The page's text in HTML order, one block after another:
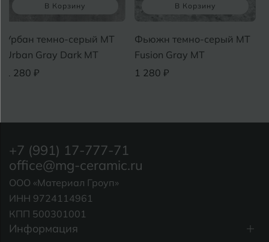
В Корзину
темно-серый MT
Gray Dark МТ
₽
В Корзину
Фьюжн темно-серый MT
Fusion Gray МТ
1 280 ₽
Информация
+7 (991) 17-777-71
office@mg-ceramic.ru
ООО «Материал Гроуп»
ИНН 9724114961
КПП 500301001